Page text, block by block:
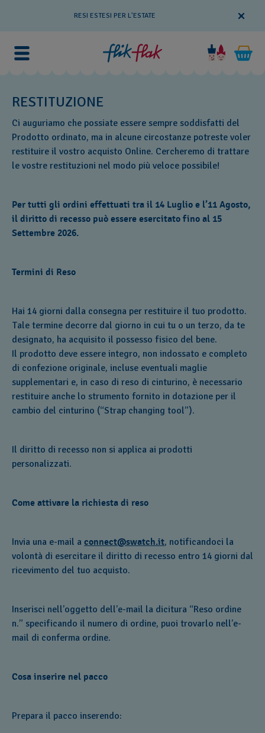
RESI ESTESI PER L'ESTATE
RESTITUZIONE
Ci auguriamo che possiate essere sempre soddisfatti del
Prodotto ordinato, ma in alcune circostanze potreste voler
restituire il vostro acquisto Online. Cercheremo di trattare
le vostre restituzioni nel modo più veloce possibile!
Per tutti gli ordini effettuati tra il 14 Luglio e l’11 Agosto,
il diritto di recesso può essere esercitato fino al 15
Settembre 2026.
Termini di Reso
Hai 14 giorni dalla consegna per restituire il tuo prodotto.
Tale termine decorre dal giorno in cui tu o un terzo, da te
designato, ha acquisito il possesso fisico del bene.
Il prodotto deve essere integro, non indossato e completo
di confezione originale, incluse eventuali maglie
supplementari e, in caso di reso di cinturino, è necessario
restituire anche lo strumento fornito in dotazione per il
cambio del cinturino (“Strap changing tool”).
Il diritto di recesso non si applica ai prodotti
personalizzati.
Come attivare la richiesta di reso
Invia una e-mail a connect@swatch.it, notificandoci la
volontà di esercitare il diritto di recesso entro 14 giorni dal
ricevimento del tuo acquisto.
Inserisci nell’oggetto dell’e-mail la dicitura “Reso ordine
n.” specificando il numero di ordine, puoi trovarlo nell’e-
mail di conferma ordine.
Cosa inserire nel pacco
Prepara il pacco inserendo: